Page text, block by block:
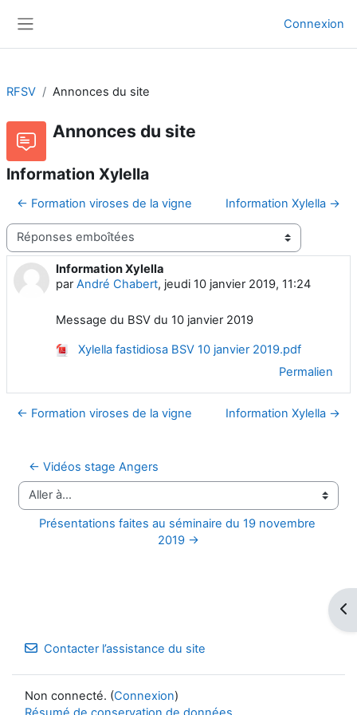
Connexion
RFSV Annonces du site
Annonces du site
Information Xylella
← Formation viroses de la vigne Information Xylella →
Type d’affichage
Information Xylella
parAndré Chabert, jeudi 10 janvier 2019, 11:24
Nombre de réponses : 0
Message du BSV du 10 janvier 2019
Xylella fastidiosa BSV 10 janvier 2019.pdf
Permalien
← Formation viroses de la vigne Information Xylella →
← Vidéos stage Angers
Aller à…
Présentations faites au séminaire du 19 novembre
2019 →
Contacter l’assistance du site
Non connecté. (Connexion)